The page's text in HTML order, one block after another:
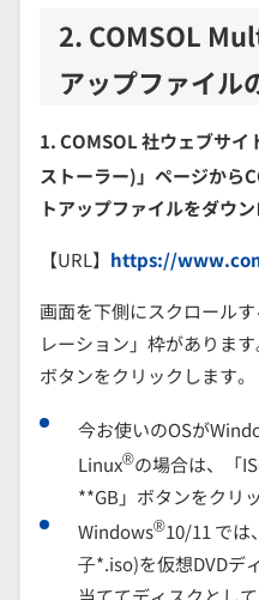
2. COMSOL
アップファイル
1. COMSOL 社ウェブサ
ストーラー)」ページか
トアップファイルをダウン
【URL】 https://
画面を下側にスクロール
レーション」枠がありま
ボタンをクリックします。
今お使いのOSが
Linux®の場合は、「
**GB」ボタンをクリ
Windows®10/11 では
⼦*.iso)を仮想DVDデ